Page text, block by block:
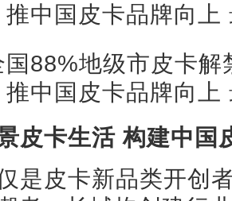
皮卡生活 构建中国
是皮卡新品类开创